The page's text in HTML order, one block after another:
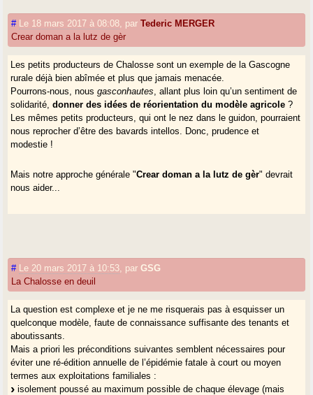
# Le 18 mars 2017 à 08:08 parTederic MERGER
Crear doman a la lutz de gèr
Les petits producteurs de Chalosse sont un exemple de la Gascogne
rurale déjà bien abîmée et plus que jamais menacée.
Pourrons-nous, nousgasconhautes , allant plus loin qu’un sentiment de
solidarité,donner des idées de réorientation du modèle agricole ?
Les mêmes petits producteurs, qui ont le nez dans le guidon, pourraient
nous reprocher d’être des bavards intellos. Donc, prudence et
modestie !
Mais notre approche générale "Crear doman a la lutz de gèr" devrait
nous aider...
# Le 20 mars 2017 à 10:53 parGSG
La Chalosse en deuil
La question est complexe et je ne me risquerais pas à esquisser un
quelconque modèle, faute de connaissance suffisante des tenants et
aboutissants.
Mais a priori les préconditions suivantes semblent nécessaires pour
éviter une ré-édition annuelle de l’épidémie fatale à court ou moyen
termes aux exploitations familiales :
isolement poussé au maximum possible de chaque élevage (mais